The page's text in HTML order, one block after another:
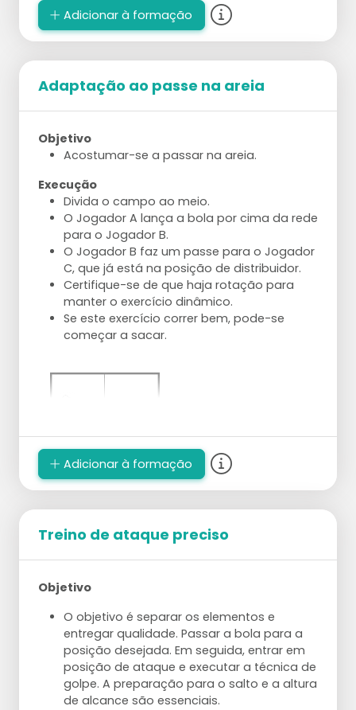
posição de bloqueio.
Varie com os alvos do levantamento;
aumente ou diminua a distância até o alvo,
mova o alvo por levantamento.
Almeje 5 passes e levantamentos perfeitos
consecutivos.
Envolva o parceiro dando feedback ou
Adicionar à formação
Adaptação ao passe na areia
Objetivo
Acostumar-se a passar na areia.
Execução
Divida o campo ao meio.
O Jogador A lança a bola por cima da rede
para o Jogador B.
O Jogador B faz um passe para o Jogador
C, que já está na posição de distribuidor.
Certifique-se de que haja rotação para
manter o exercício dinâmico.
Se este exercício correr bem, pode-se
começar a sacar.
Adicionar à formação
Treino de ataque preciso
Objetivo
O objetivo é separar os elementos e
entregar qualidade. Passar a bola para a
posição desejada. Em seguida, entrar em
posição de ataque e executar a técnica de
golpe. A preparação para o salto e a altura
de alcance são essenciais.